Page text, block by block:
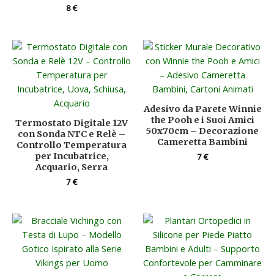
8€
Termostato Digitale 12V
con Sonda NTC e Relè –
Controllo Temperatura
per Incubatrice,
Acquario, Serra
7€
Adesivo da Parete Winnie
the Pooh e i Suoi Amici
50x70cm – Decorazione
Cameretta Bambini
7€